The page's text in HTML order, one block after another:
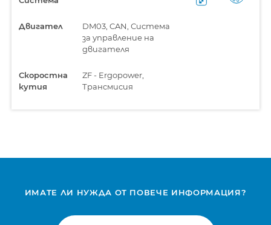
Двигател
DM03, CAN, Система
за управление на
двигателя
Скоростна
кутия
ZF - Ergopower,
Трансмисия
ИМАТЕ ЛИ НУЖДА ОТ ПОВЕЧЕ ИНФОРМАЦИЯ?